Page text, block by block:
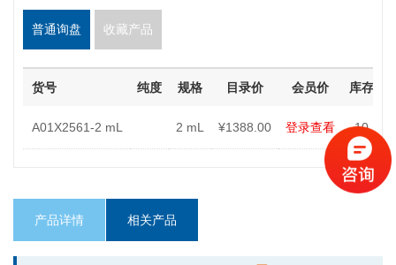
普通询盘 收藏产品
货号 纯度 规格 目录价 会员价 库存
A01X2561-2 mL 2 mL ¥1388.00 登录查看 10
产品详情 相关产品